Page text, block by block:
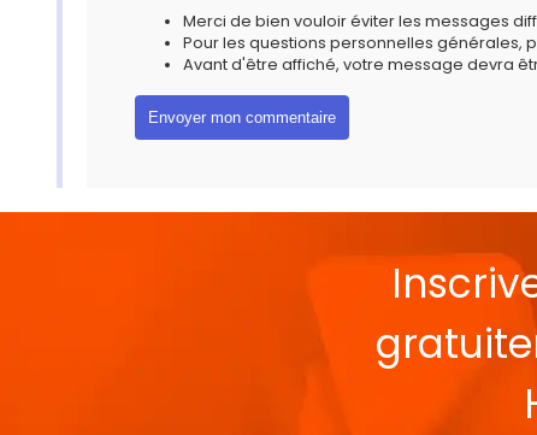
Merci de bien vouloir éviter les messages
Pour les questions personnelles générales,
Avant d'être affiché, votre message devra